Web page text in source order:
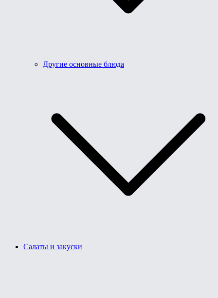
Другие основные блюда
Салаты и закуски